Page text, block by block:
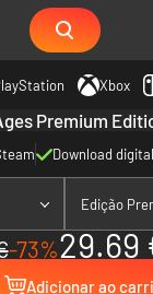
Xbox
Premium
Download digital
Edição
-73%29.69
Adicionar ao